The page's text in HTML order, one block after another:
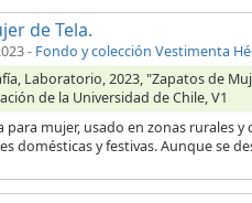
de Tela.
- Fondo y colección Vestimenta
Laboratorio, 2023, "Zapatos de
de la Universidad de Chile, V1
para mujer, usado en zonas rurales
domésticas y festivas. Aunque se